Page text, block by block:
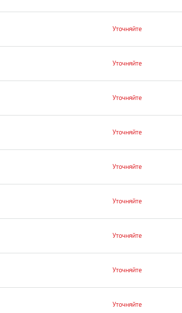
Уточняйте
Уточняйте
Уточняйте
Уточняйте
Уточняйте
Уточняйте
Уточняйте
Уточняйте
Уточняйте